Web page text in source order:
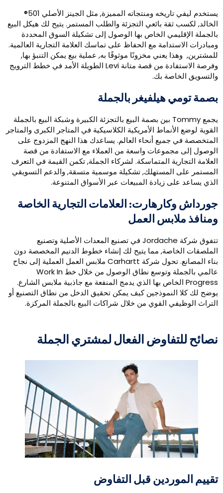
يستخدم ليفي تاريخه ومنتجاته المميزة, مثل الجينز الأصلي 501®
لكسب ثقة بائعي التجزئة والطلب المستمر. يتيح لك هيكل البيع
الإقليمي الخاص بها الوصول إلى تشكيلة السوق المحددة
الاستدامة مع الحفاظ على تماسك العلامة التجارية العالمية.
وهذا يعني مخزونًا موثوقًا به, عملية بيع يمكن التنبؤ بها,
وفرصة الاستفادة من قصة متانة Levi الطويلة الأمد في خطط الترويج
الخاصة بك.
تومي هيلفيغر بالجملة
يجمع Tommy بين بصمة البيع بالتجزئة الكبيرة وشبكة البيع بالجملة
لوضع الأنماط الأمريكية الكلاسيكية في المتاجر الكبرى والمتاجر
في جميع أنحاء العالم. يساعدك هذا النهج المزدوج على
إلى مجموعات واسعة من العملاء مع الاستفادة من قصة
التجارية المتماسكة. لشركاء الجملة, تكمن القيمة في التعرف
على المستهلك, تشكيلة موسمية متسقة, والدعم التسويقي
يساعد على زيادة المبيعات عبر الأسواق المتنوعة.
وكارهارت: العلامات التجارية الخاصة
ملابس العمل
تتفوق شركة Jordache في تصنيع المعدات الأصلية وتصنيع
الخاصة, مما يتيح لك إنشاء خطوط الدنيم المخصصة دون
بناء المصانع. تحول شركة Carhartt ملابس العمل العملية إلى نجاح
عالمي بالجملة وتوسع نطاق الوصول من خلال خط Work In
Progress الخاص بها الذي يدمج المنفعة مع جاذبية ملابس الشارع.
لك كلا النموذجين كيف يمكن تحقيق الدخل من نطاق التصنيع أو
الوظيفي القوي من خلال شراكات البيع بالجملة المركزة.
للتفاوض الفعال لمشتري الجملة
الموردين قبل التفاوض